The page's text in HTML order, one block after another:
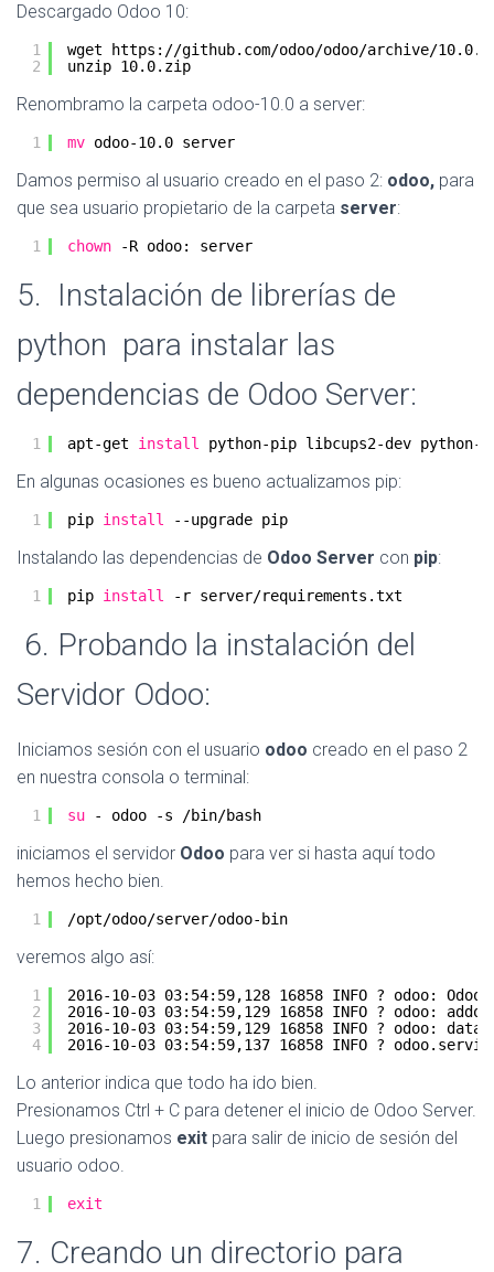
Descargado Odoo 10:
1
2
wget https: //github.com/odoo/odoo/archive/10
unzip 10.0.zip
Renombramo la carpeta odoo-10.0 a server:
1 mv odoo-10.0 server
Damos permiso al usuario creado en el paso 2: odoo, para
que sea usuario propietario de la carpeta server:
1 chown -R odoo: server
5. Instalación de librerías de
python para instalar las
dependencias de Odoo Server:
1 apt-get install python-pip libcups2-dev
En algunas ocasiones es bueno actualizamos pip:
1 pip install --upgrade pip
Instalando las dependencias de Odoo Server con pip:
1 pip install -r server/requirements .txt
6. Probando la instalación del
Servidor Odoo:
Iniciamos sesión con el usuario odoo creado en el paso 2
en nuestra consola o terminal:
1 su - odoo -s /bin/bash
iniciamos el servidor Odoo para ver si hasta aquí todo
hemos hecho bien.
1 /opt/odoo/server/odoo-bin
veremos algo así:
1
2
3
4
2016-10-03 03:54:59,128 16858 INFO ? odoo:
2016-10-03 03:54:59,129 16858 INFO ? odoo:
2016-10-03 03:54:59,129 16858 INFO ? odoo:
2016-10-03 03:54:59,137 16858 INFO ?
Lo anterior indica que todo ha ido bien.
Presionamos Ctrl + C para detener el inicio de Odoo Server.
Luego presionamos exit para salir de inicio de sesión del
usuario odoo.
1 exit
7. Creando un directorio para